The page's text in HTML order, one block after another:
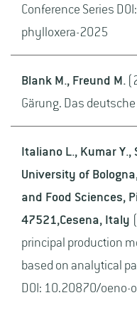
Conference Series
phylloxera-2025
Blank M., Freund M.
Gärung. Das
Italiano L., Kumar Y.,
University of
and Food Sciences,
47521,Cesena, Italy
principal production
based on analytical
DOI: 10.20870/